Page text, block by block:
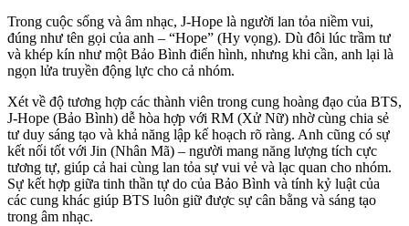
Trong cuộc sống và âm nhạc, J-Hope là người lan tỏa niềm vui,
đúng như tên gọi của anh – “Hope” (Hy vọng). Dù đôi lúc trầm tư
và khép kín như một Bảo Bình điển hình, nhưng khi cần, anh lại là
ngọn lửa truyền động lực cho cả nhóm.
Xét về độ tương hợp các thành viên trong cung hoàng đạo của BTS,
J-Hope (Bảo Bình) dễ hòa hợp với RM (Xử Nữ) nhờ cùng chia sẻ
tư duy sáng tạo và khả năng lập kế hoạch rõ ràng. Anh cũng có sự
kết nối tốt với Jin (Nhân Mã) – người mang năng lượng tích cực
tương tự, giúp cả hai cùng lan tỏa sự vui vẻ và lạc quan cho nhóm.
Sự kết hợp giữa tinh thần tự do của Bảo Bình và tính kỷ luật của
các cung khác giúp BTS luôn giữ được sự cân bằng và sáng tạo
trong âm nhạc.